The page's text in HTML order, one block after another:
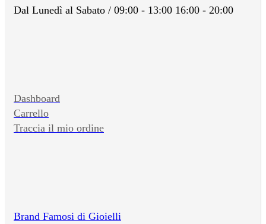
Dal Lunedì al Sabato / 09:00 - 13:00 16:00 - 20:00
Dashboard
Carrello
Traccia il mio ordine
Brand Famosi di Gioielli